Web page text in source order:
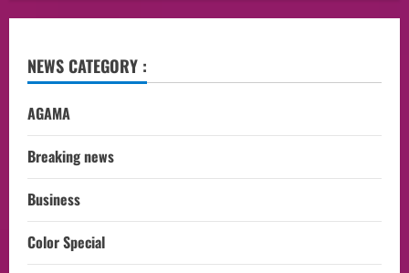
NEWS CATEGORY :
AGAMA
Breaking news
Business
Color Special